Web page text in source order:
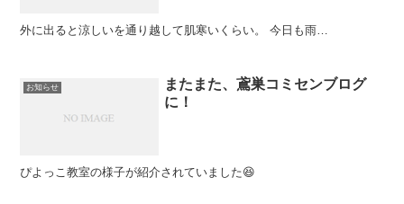
外に出ると涼しいを通り越して肌寒いくらい。 今日も雨…
お知らせ
またまた、鳶巣コミセンブログ
に！
ぴよっこ教室の様子が紹介されていました😆